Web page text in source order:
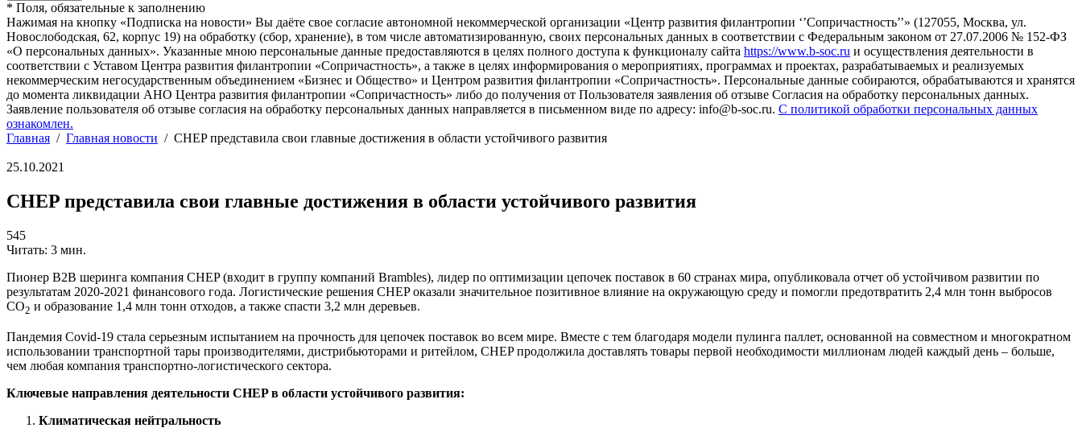
* Поля, обязательные к заполнению
Нажимая на кнопку «Подписка на новости» Вы даёте свое согласие автономной некоммерческой организации «Центр развития филантропии ‘’Сопричастность’’» (127055, Москва, ул.
Новослободская, 62, корпус 19) на обработку (сбор, хранение), в том числе автоматизированную, своих персональных данных в соответствии с Федеральным законом от 27.07.2006 № 152-ФЗ
«О персональных данных». Указанные мною персональные данные предоставляются в целях полного доступа к функционалу сайта https://www.b-soc.ru и осуществления деятельности в
соответствии с Уставом Центра развития филантропии «Сопричастность», а также в целях информирования о мероприятиях, программах и проектах, разрабатываемых и реализуемых
некоммерческим негосударственным объединением «Бизнес и Общество» и Центром развития филантропии «Сопричастность». Персональные данные собираются, обрабатываются и хранятся
до момента ликвидации АНО Центра развития филантропии «Сопричастность» либо до получения от Пользователя заявления об отзыве Согласия на обработку персональных данных.
Заявление пользователя об отзыве согласия на обработку персональных данных направляется в письменном виде по адресу: info@b-soc.ru. С политикой обработки персональных данных
ознакомлен.
Главная / Главная новости / CHEP представила свои главные достижения в области устойчивого развития
25.10.2021
CHEP представила свои главные достижения в области устойчивого развития
545
Читать: 3 мин.
Пионер B2B шеринга компания CHEP (входит в группу компаний Brambles), лидер по оптимизации цепочек поставок в 60 странах мира, опубликовала отчет об устойчивом развитии по
результатам 2020-2021 финансового года. Логистические решения CHEP оказали значительное позитивное влияние на окружающую среду и помогли предотвратить 2,4 млн тонн выбросов
CO2 и образование 1,4 млн тонн отходов, а также спасти 3,2 млн деревьев.
Пандемия Covid-19 стала серьезным испытанием на прочность для цепочек поставок во всем мире. Вместе с тем благодаря модели пулинга паллет, основанной на совместном и многократном
использовании транспортной тары производителями, дистрибьюторами и ритейлом, CHEP продолжила доставлять товары первой необходимости миллионам людей каждый день – больше,
чем любая компания транспортно-логистического сектора.
Ключевые направления деятельности CHEP в области устойчивого развития:
Климатическая нейтральность